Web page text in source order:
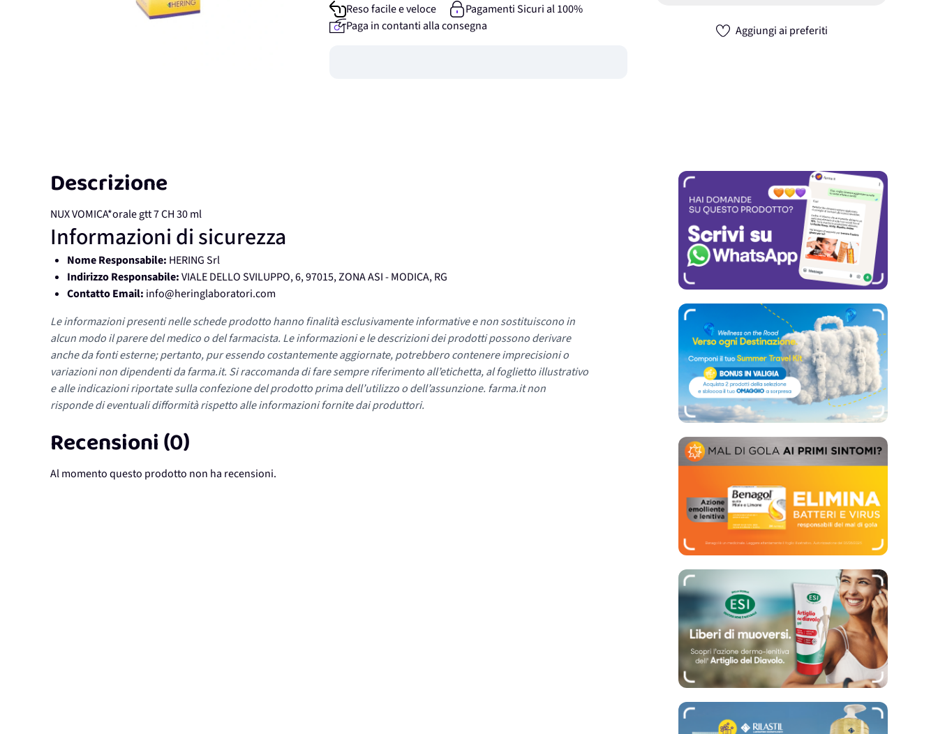
Aggiungi ai preferiti
Reso facile e veloce
Pagamenti Sicuri al 100%
Paga in contanti alla consegna
Descrizione
NUX VOMICA*orale gtt 7 CH 30 ml
Informazioni di sicurezza
Nome Responsabile: HERING Srl
Indirizzo Responsabile:VIALE DELLO SVILUPPO, 6, 97015, ZONA ASI - MODICA, RG
Contatto Email: info@heringlaboratori.com
Le informazioni presenti nelle schede prodotto hanno finalità esclusivamente informative e non sostituiscono in
alcun modo il parere del medico o del farmacista. Le informazioni e le descrizioni dei prodotti possono derivare
anche da fonti esterne; pertanto, pur essendo costantemente aggiornate, potrebbero contenere imprecisioni o
variazioni non dipendenti da farma.it. Si raccomanda di fare sempre riferimento all’etichetta, al foglietto illustrativo
e alle indicazioni riportate sulla confezione del prodotto prima dell’utilizzo o dell’assunzione. farma.it non
risponde di eventuali difformità rispetto alle informazioni fornite dai produttori.
Recensioni (0)
Al momento questo prodotto non ha recensioni.